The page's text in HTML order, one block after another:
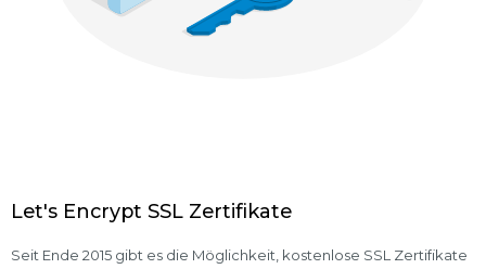
Let's Encrypt SSL Zertifikate
Seit Ende 2015 gibt es die Möglichkeit, kostenlose SSL Zertifikate